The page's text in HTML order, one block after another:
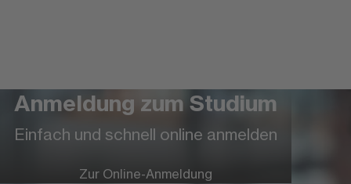
Anmeldung zum Studium
Einfach und schnell online anmelden
Zur Online-Anmeldung